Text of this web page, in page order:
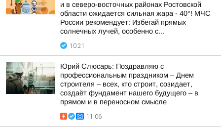
и в северо-восточных районах Ростовской
области ожидается сильная жара - 40°! МЧС
России рекомендует: Избегай прямых
солнечных лучей, особенно с...
10:21
Юрий Слюсарь: Поздравляю с
профессиональным праздником – Днем
строителя – всех, кто строит, созидает,
создаёт фундамент нашего будущего – в
прямом и в переносном смысле
11:06